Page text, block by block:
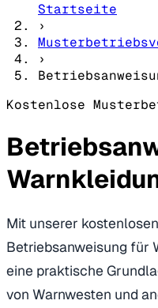
Startseite
›
›
Kostenlose
Mit unserer
Betriebsanweisung für
eine praktische
von Warnwesten und